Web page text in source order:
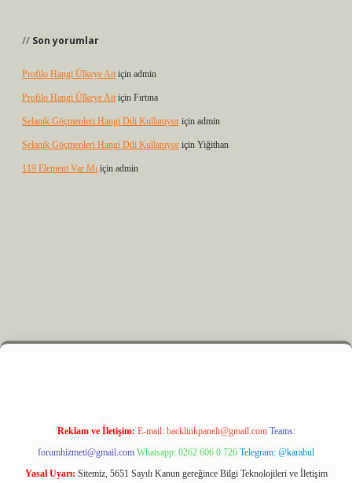
Son yorumlar
Profilo Hangi Ülkeye Ait için admin
Profilo Hangi Ülkeye Ait için Fırtına
Selanik Göçmenleri Hangi Dili Kullanıyor için admin
Selanik Göçmenleri Hangi Dili Kullanıyor için Yiğithan
119 Element Var Mı için admin
m elexbet
Reklam ve İletişim: E-mail: backlinkpaneli@gmail.com Teams:
forumhizmeti@gmail.com Whatsapp: 0262 606 0 726 Telegram: @karabul
Yasal Uyarı: Sitemiz, 5651 Sayılı Kanun gereğince Bilgi Teknolojileri ve İletişim